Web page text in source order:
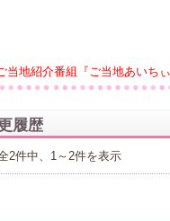
当地紹介番組『ご当地あいち
履歴
2件中、1～2件を表示